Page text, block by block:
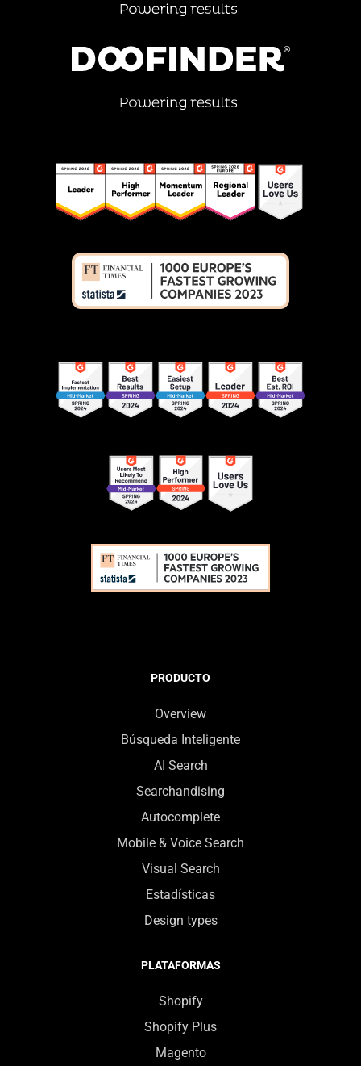
PRODUCTO
Overview
Búsqueda Inteligente
AI Search
Searchandising
Autocomplete
Mobile & Voice Search
Visual Search
Estadísticas
Design types
PLATAFORMAS
Shopify
Shopify Plus
Magento